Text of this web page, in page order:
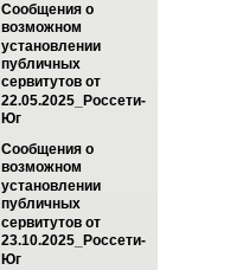
Сообщения о
возможном
установлении
публичных
сервитутов от
22.05.2025_Россети-
Юг
Сообщения о
возможном
установлении
публичных
сервитутов от
23.10.2025_Россети-
Юг